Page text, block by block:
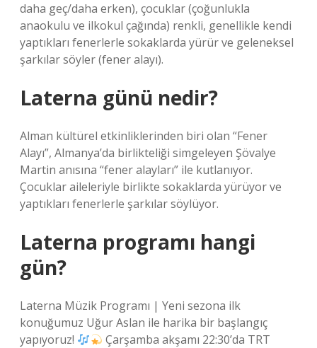
daha geç/daha erken), çocuklar (çoğunlukla
anaokulu ve ilkokul çağında) renkli, genellikle kendi
yaptıkları fenerlerle sokaklarda yürür ve geleneksel
şarkılar söyler (fener alayı).
Laterna günü nedir?
Alman kültürel etkinliklerinden biri olan “Fener
Alayı”, Almanya’da birlikteliği simgeleyen Şövalye
Martin anısına “fener alayları” ile kutlanıyor.
Çocuklar aileleriyle birlikte sokaklarda yürüyor ve
yaptıkları fenerlerle şarkılar söylüyor.
Laterna programı hangi
gün?
Laterna Müzik Programı | Yeni sezona ilk
konuğumuz Uğur Aslan ile harika bir başlangıç ​​
yapıyoruz!
Çarşamba akşamı 22:30’da TRT